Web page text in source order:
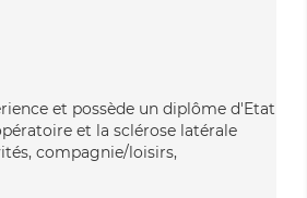
et possède un diplôme d'Etat
et la sclérose latérale
compagnie/loisirs,